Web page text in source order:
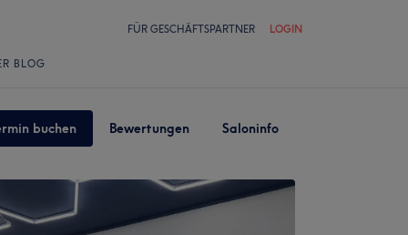
FÜR GESCHÄFTSPARTNER LOGIN
BLOG
buchen Bewertungen Saloninfo